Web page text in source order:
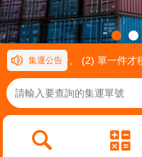
集運公告
量≧ 30公斤。 (2) 單一件才